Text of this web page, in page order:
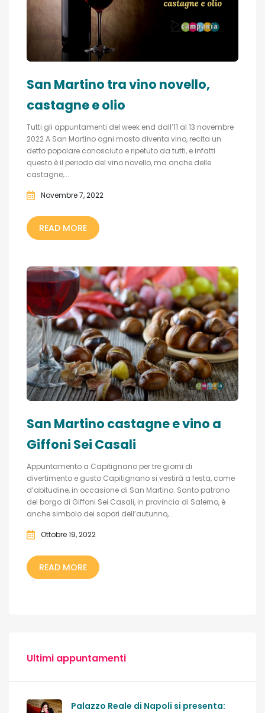
San Martino tra vino novello,
castagne e olio
Tutti gli appuntamenti del week end dall’11 al 13 novembre
2022 A San Martino ogni mosto diventa vino, recita un
detto popolare conosciuto e ripetuto da tutti, e infatti
questo è il periodo del vino novello, ma anche delle
castagne,...
Novembre 7, 2022
READ MORE
San Martino castagne e vino a
Giffoni Sei Casali
Appuntamento a Capitignano per tre giorni di
divertimento e gusto Capitignano si vestirà a festa, come
d’abitudine, in occasione di San Martino. Santo patrono
del borgo di Giffoni Sei Casali, in provincia di Salerno, è
anche simbolo dei sapori dell’autunno,...
Ottobre 19, 2022
READ MORE
Ultimi appuntamenti
Palazzo Reale di Napoli si presenta: